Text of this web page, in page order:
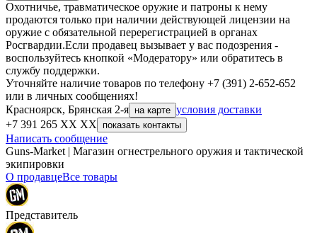
Охотничье, травматическое оружие и патроны к нему
продаются только при наличии действующей лицензии на
оружие с обязательной перерегистрацией в органах
Росгвардии.Если продавец вызывает у вас подозрения -
воспользуйтесь кнопкой «Модератору» или обратитесь в
службу поддержки.
Уточняйте наличие товаров по телефону +7 (391) 2-652-652
или в личных сообщениях!
Красноярск, Брянская 2-я на карте условия доставки
+7 391 265 XX XX
показать контакты
Написать сообщение
Guns-Market | Магазин огнестрельного оружия и тактической
экипировки
О продавцеВсе товары
Представитель